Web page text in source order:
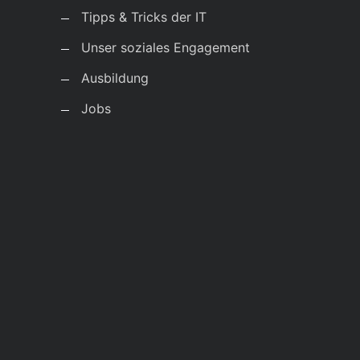
Tipps & Tricks der IT
Unser soziales Engagement
Ausbildung
Jobs